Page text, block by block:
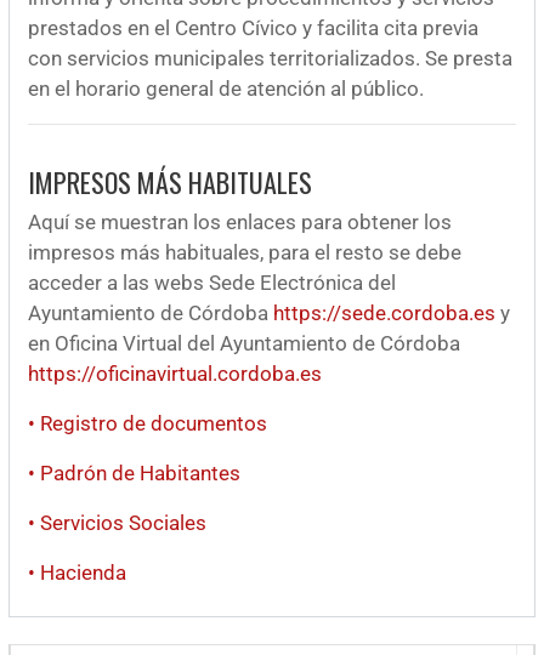
prestados en el Centro Cívico y facilita cita previa
con servicios municipales territorializados. Se presta
en el horario general de atención al público.
IMPRESOS MÁS HABITUALES
Aquí se muestran los enlaces para obtener los
impresos más habituales, para el resto se debe
acceder a las webs Sede Electrónica del
Ayuntamiento de Córdoba https://sede.cordoba.es y
en Oficina Virtual del Ayuntamiento de Córdoba
https://oficinavirtual.cordoba.es
• Registro de documentos
• Padrón de Habitantes
• Servicios Sociales
• Hacienda